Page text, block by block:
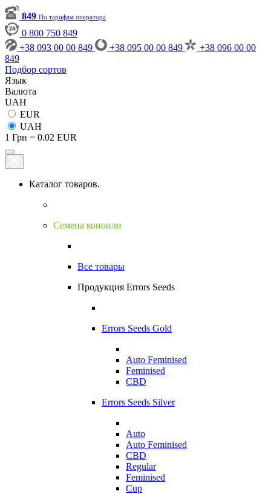
849 По тарифам оператора
0 800 750 849
+38 093 00 00 849
+38 095 00 00 849
+38 096 00 00
849
Подбор сортов
Язык
Валюта
UAH
EUR
UAH
1 Грн = 0.02 EUR
Каталог товаров.
Семена конопли
Все товары
Продукция Errors Seeds
Errors Seeds Gold
Auto Feminised
Feminised
CBD
Errors Seeds Silver
Auto
Auto Feminised
CBD
Regular
Feminised
Cup